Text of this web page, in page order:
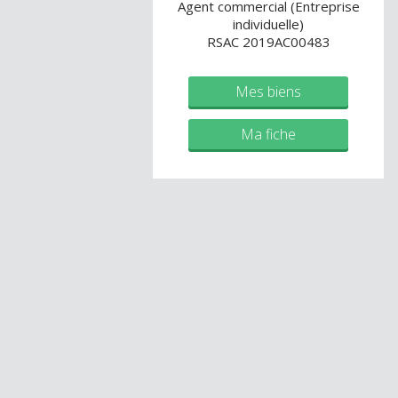
Agent commercial (Entreprise
individuelle)
RSAC 2019AC00483
Mes biens
Ma fiche